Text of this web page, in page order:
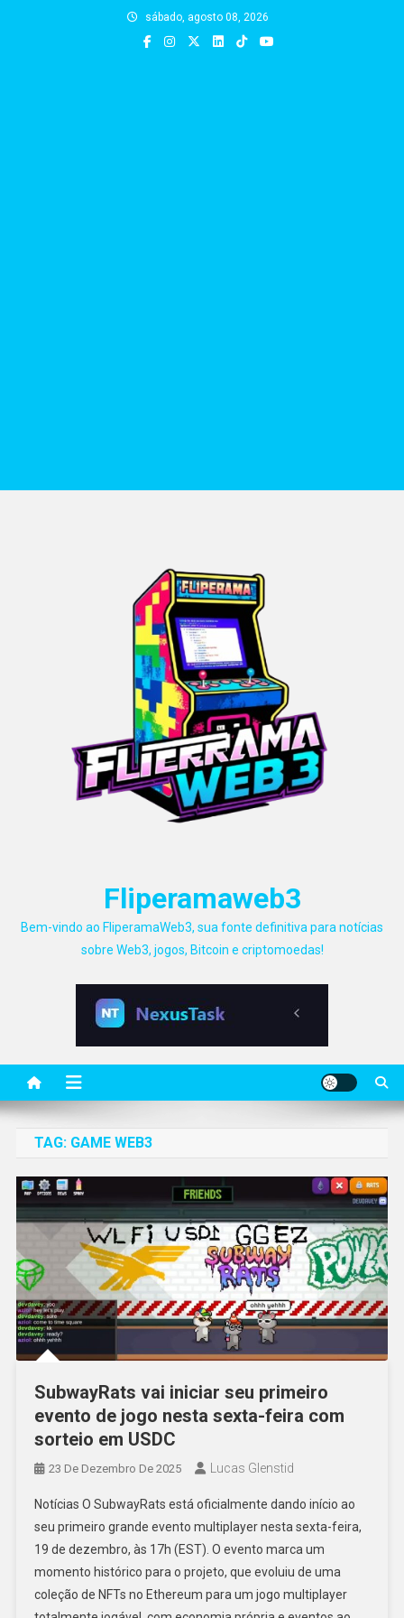
sábado, agosto 08, 2026
Fliperamaweb3
Bem-vindo ao FliperamaWeb3, sua fonte definitiva para notícias
sobre Web3, jogos, Bitcoin e criptomoedas!
TAG: GAME WEB3
SubwayRats vai iniciar seu primeiro
evento de jogo nesta sexta-feira com
sorteio em USDC
23 De Dezembro De 2025 Lucas Glenstid
Notícias O SubwayRats está oficialmente dando início ao
seu primeiro grande evento multiplayer nesta sexta-feira,
19 de dezembro, às 17h (EST). O evento marca um
momento histórico para o projeto, que evoluiu de uma
coleção de NFTs no Ethereum para um jogo multiplayer